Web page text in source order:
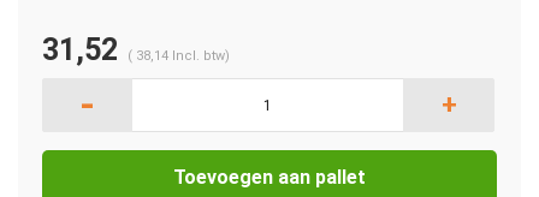
31,52 ( 38,14 Incl. btw)
- +
Toevoegen aan pallet